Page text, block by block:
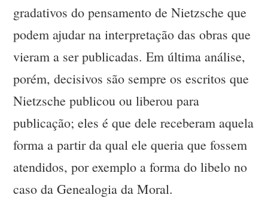
gradativos do pensamento de Nietzsche que
podem ajudar na interpretação das obras que
vieram a ser publicadas. Em última análise,
porém, decisivos são sempre os escritos que
Nietzsche publicou ou liberou para
publicação; eles é que dele receberam aquela
forma a partir da qual ele queria que fossem
atendidos, por exemplo a forma do libelo no
caso da Genealogia da Moral.